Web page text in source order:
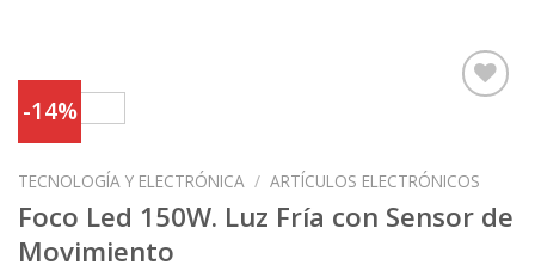
-14%
a
Favoritos
TECNOLOGÍA Y ELECTRÓNICA / ARTÍCULOS ELECTRÓNICOS
Foco Led 150W. Luz Fría con Sensor de
Movimiento